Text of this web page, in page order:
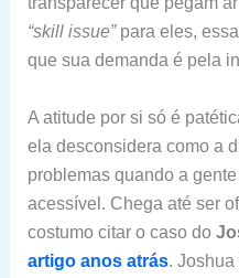
“skill issue”para eles,
que sua demanda é pela
A atitude por si só é
ela desconsidera como a
problemas quando a
acessível. Chega até ser
costumo citar o caso do
artigo anos atrás. Joshua